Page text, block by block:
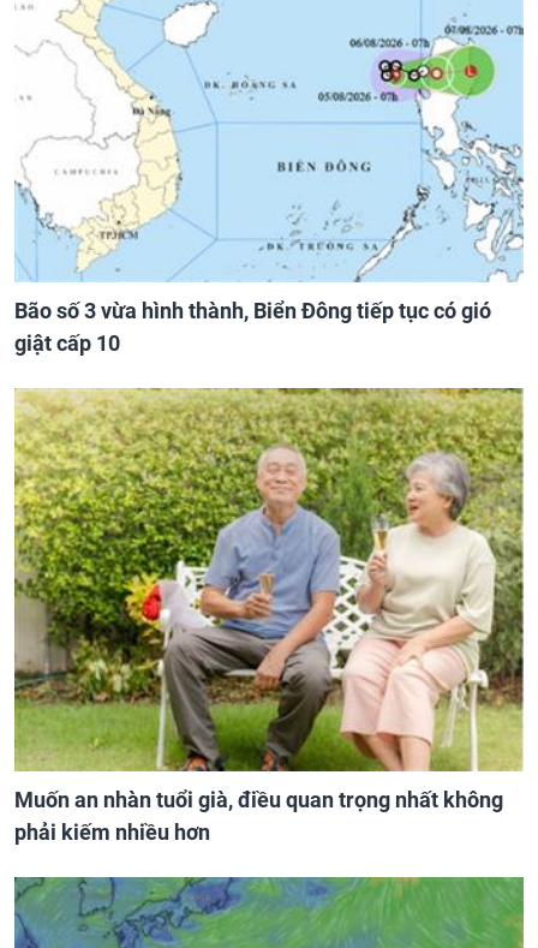
Bão số 3 vừa hình thành, Biển Đông tiếp tục có gió
giật cấp 10
Muốn an nhàn tuổi già, điều quan trọng nhất không
phải kiếm nhiều hơn